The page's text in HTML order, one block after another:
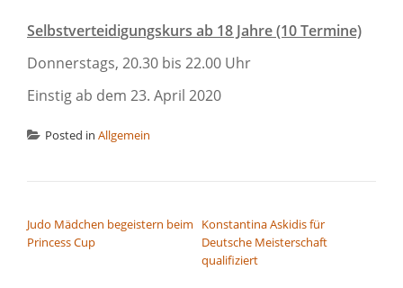
Selbstverteidigungskurs ab 18 Jahre (10 Termine)
Donnerstags, 20.30 bis 22.00 Uhr
Einstig ab dem 23. April 2020
Posted in Allgemein
Judo Mädchen begeistern beim
Princess Cup
Konstantina Askidis für
Deutsche Meisterschaft
qualifiziert